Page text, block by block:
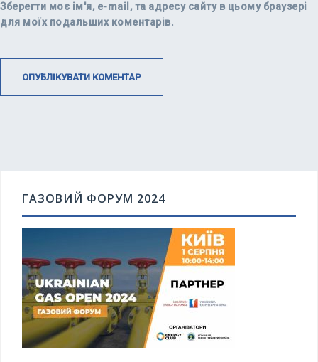
Зберегти моє ім'я, e-mail, та адресу сайту в цьому браузері
для моїх подальших коментарів.
ГАЗОВИЙ ФОРУМ 2024